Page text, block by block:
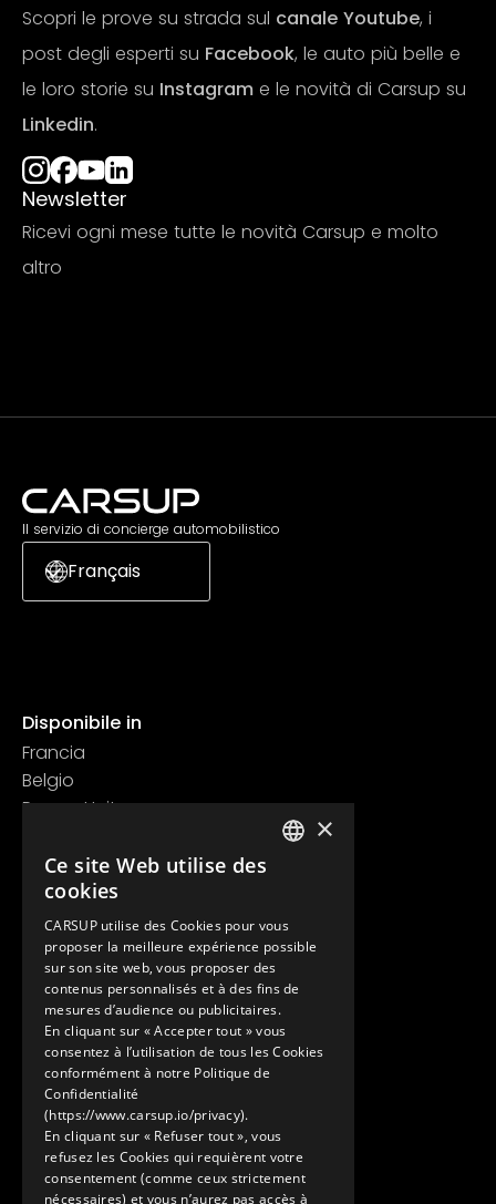
Scopri le prove su strada sul canale Youtube, i
post degli esperti su Facebook, le auto più belle e
le loro storie su Instagram e le novità di Carsup su
Linkedin.
Newsletter
Ricevi ogni mese tutte le novità Carsup e molto
altro
Il servizio di concierge automobilistico
Français
Disponibile in
Francia
Belgio
Regno Unito
Contatti
+33 1 89 47 00 43
contact@carsup.io
Pagina contatti
Scopri
Le nostre Conciergerie
I nostri servizi
Lo Showroom
Il mondo Carsup
Il diario di bordo
Scopri di più
×
Ce site Web utilise des
cookies
CARSUP utilise des Cookies pour vous
proposer la meilleure expérience possible
sur son site web, vous proposer des
contenus personnalisés et à des fins de
mesures d’audience ou publicitaires.
En cliquant sur « Accepter tout » vous
consentez à l’utilisation de tous les Cookies
conformément à notre Politique de
Confidentialité
(https://www.carsup.io/privacy).
En cliquant sur « Refuser tout », vous
refusez les Cookies qui requièrent votre
consentement (comme ceux strictement
nécessaires) et vous n’aurez pas accès à